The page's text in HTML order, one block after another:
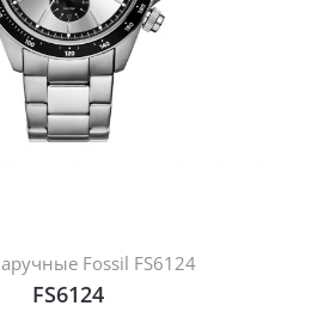
Fossil FS6124
FS6124